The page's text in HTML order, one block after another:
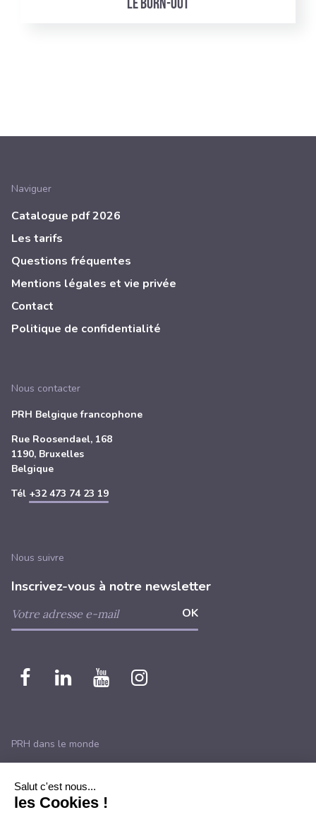
Naviguer
Catalogue pdf 2026
Les tarifs
Questions fréquentes
Mentions légales et vie privée
Contact
Politique de confidentialité
Nous contacter
PRH Belgique francophone
Rue Roosendael, 168
1190, Bruxelles
Belgique
Tél +32 473 74 23 19
Nous suivre
Inscrivez-vous à notre newsletter
Nous
sur
Facebook
Nous
sur
Linkedin
Nous
sur
Youtube
Nous
instagram
PRH dans le monde